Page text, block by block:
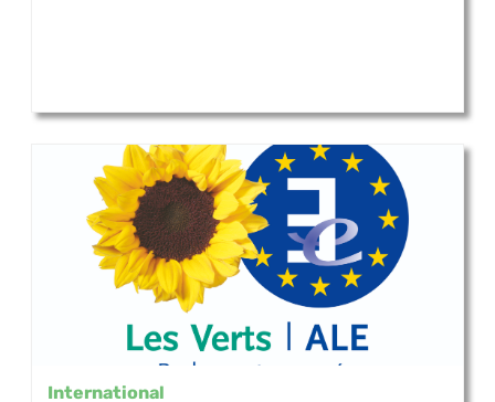
International